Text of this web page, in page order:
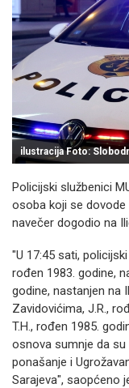
ilustracija Foto:
Policijski službenici
osoba koji se dovode
navečer dogodio na
"U 17:45 sati,
rođen 1983. godine,
godine, nastanjen na
Zavidovićima, J.R.,
T.H., rođen 1985.
osnova sumnje da su
ponašanje i
Sarajeva", saopćeno